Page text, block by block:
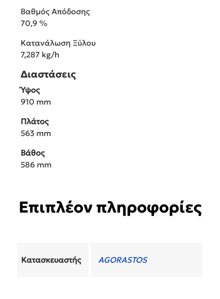
Βαθμός Απόδοσης
70,9 %
Κατανάλωση Ξύλου
7,287 kg/h
Διαστάσεις
Ύψος
910 mm
Πλάτος
563 mm
Βάθος
586 mm
Επιπλέον πληροφορίες
Κατασκευαστής AGORASTOS